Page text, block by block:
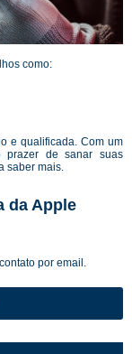
como:
e qualificada. Com um
prazer de sanar suas
saber mais.
da Apple
por email.